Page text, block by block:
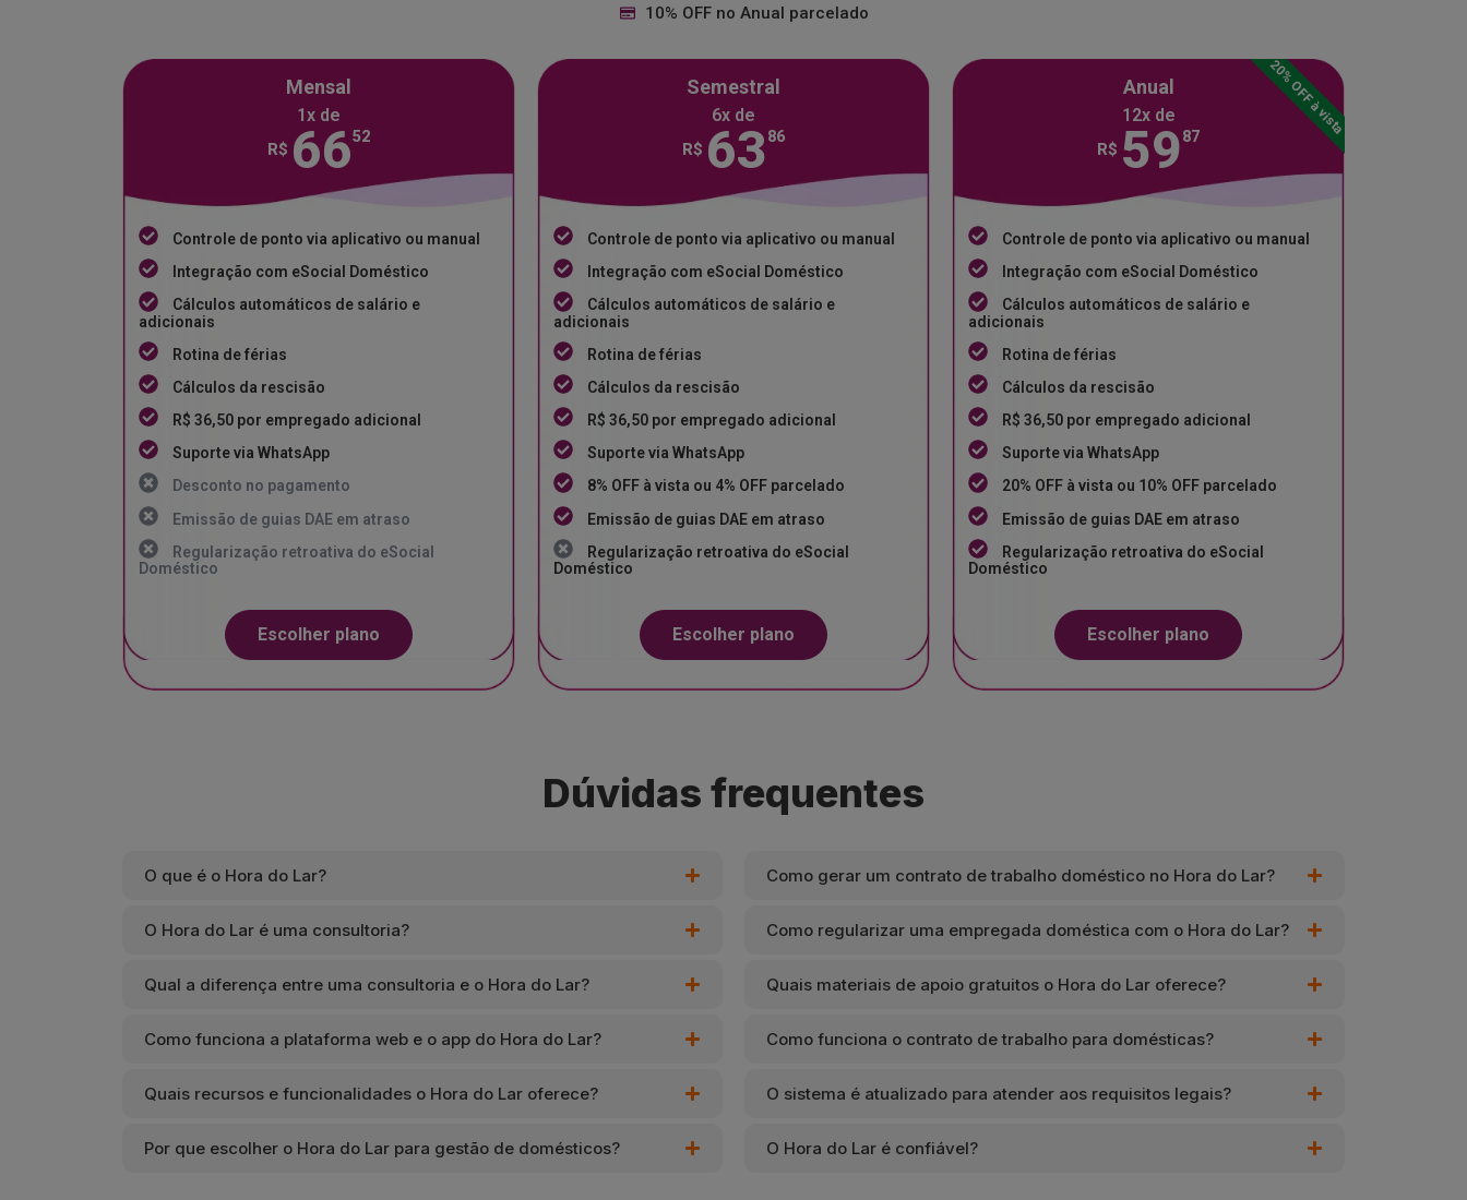
10% OFF no Anual parcelado
Mensal
1x de
R$ 6652
Controle de ponto via aplicativo ou manual
Integração com eSocial Doméstico
Cálculos automáticos de salário e
adicionais
Rotina de férias
Cálculos da rescisão
R$ 36,50 por empregado adicional
Suporte via WhatsApp
Desconto no pagamento
Emissão de guias DAE em atraso
Regularização retroativa do eSocial
Doméstico
Escolher plano
Semestral
6x de
R$ 6386
Controle de ponto via aplicativo ou manual
Integração com eSocial Doméstico
Cálculos automáticos de salário e
adicionais
Rotina de férias
Cálculos da rescisão
R$ 36,50 por empregado adicional
Suporte via WhatsApp
8% OFF à vista ou 4% OFF parcelado
Emissão de guias DAE em atraso
Regularização retroativa do eSocial
Doméstico
Escolher plano
Anual
12x de
R$ 5987
Controle de ponto via aplicativo ou manual
Integração com eSocial Doméstico
Cálculos automáticos de salário e
adicionais
Rotina de férias
Cálculos da rescisão
R$ 36,50 por empregado adicional
Suporte via WhatsApp
20% OFF à vista ou 10% OFF parcelado
Emissão de guias DAE em atraso
Regularização retroativa do eSocial
Doméstico
Escolher plano
20% OFF à vista
Dúvidas frequentes
O que é o Hora do Lar?
O Hora do Lar é uma consultoria?
Qual a diferença entre uma consultoria e o Hora do Lar?
Como funciona a plataforma web e o app do Hora do Lar?
Quais recursos e funcionalidades o Hora do Lar oferece?
Por que escolher o Hora do Lar para gestão de domésticos?
Como gerar um contrato de trabalho doméstico no Hora do Lar?
Como regularizar uma empregada doméstica com o Hora do Lar?
Quais materiais de apoio gratuitos o Hora do Lar oferece?
Como funciona o contrato de trabalho para domésticas?
O sistema é atualizado para atender aos requisitos legais?
O Hora do Lar é confiável?